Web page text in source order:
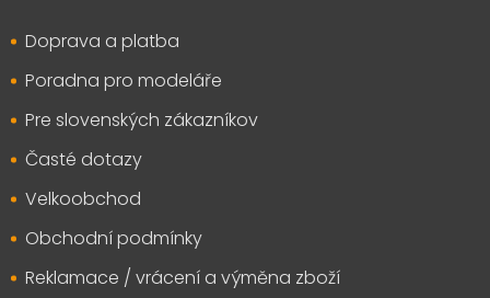
Doprava a platba
Poradna pro modeláře
Pre slovenských zákazníkov
Časté dotazy
Velkoobchod
Obchodní podmínky
Reklamace / vrácení a výměna zboží